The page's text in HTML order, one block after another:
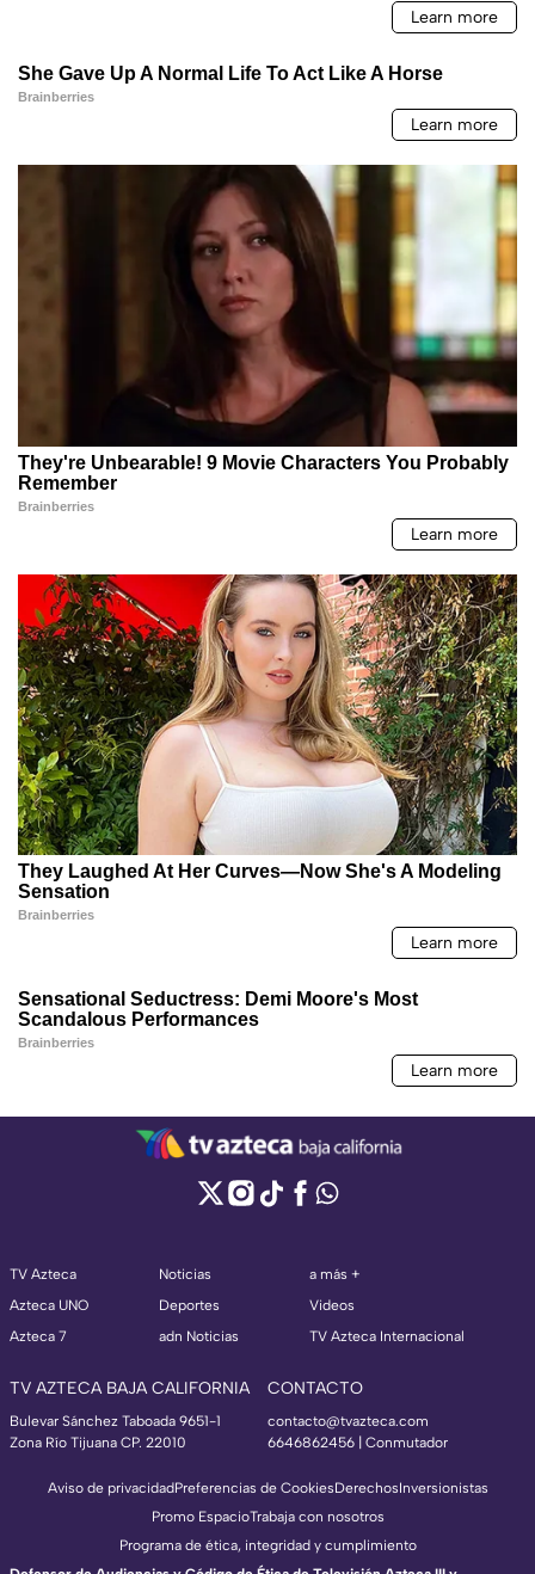
TV Azteca
Azteca UNO
Azteca 7
Noticias
Deportes
adn Noticias
a más +
Videos
TV Azteca Internacional
TV AZTECA BAJA CALIFORNIA
Bulevar Sánchez Taboada 9651-1
Zona Río Tijuana CP. 22010
CONTACTO
contacto@tvazteca.com
6646862456 | Conmutador
Aviso de privacidadPreferencias de CookiesDerechosInversionistas
Promo EspacioTrabaja con nosotros
Programa de ética, integridad y cumplimiento